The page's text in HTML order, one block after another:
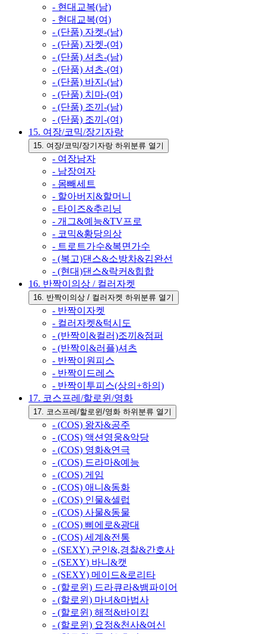
- 현대교복(남)
- 현대교복(여)
- (단품) 자켓-(남)
- (단품) 자켓-(여)
- (단품) 셔츠-(남)
- (단품) 셔츠-(여)
- (단품) 바지-(남)
- (단품) 치마-(여)
- (단품) 조끼-(남)
- (단품) 조끼-(여)
15. 여장/코믹/장기자랑
15. 여장/코믹/장기자랑 하위분류 열기
- 여장남자
- 남장여자
- 몸빼세트
- 할아버지&할머니
- 타이즈&추리닝
- 개그&예능&TV프로
- 코믹&황당의상
- 트로트가수&복면가수
- (복고)댄스&소방차&김완선
- (현대)댄스&락커&힙합
16. 반짝이의상 / 컬러자켓
16. 반짝이의상 / 컬러자켓 하위분류 열기
- 반짝이자켓
- 컬러자켓&턱시도
- (반짝이&컬러)조끼&점퍼
- (반짝이&러플)셔츠
- 반짝이원피스
- 반짝이드레스
- 반짝이투피스(상의+하의)
17. 코스프레/할로윈/영화
17. 코스프레/할로윈/영화 하위분류 열기
- (COS) 왕자&공주
- (COS) 액션영웅&악당
- (COS) 영화&연극
- (COS) 드라마&예능
- (COS) 게임
- (COS) 애니&동화
- (COS) 인물&셀럽
- (COS) 사물&동물
- (COS) 삐에로&광대
- (COS) 세계&전통
- (SEXY) 군인&,경찰&간호사
- (SEXY) 바니&캣
- (SEXY) 메이드&로리타
- (할로윈) 드라큐라&뱀파이어
- (할로윈) 마녀&마법사
- (할로윈) 해적&바이킹
- (할로윈) 요정&천사&여신